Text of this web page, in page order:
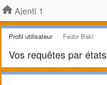
Ajenti 1
Profil utilisateur Fedor Bakl
Vos requêtes par états